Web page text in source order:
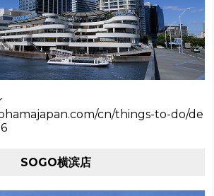
cn/things-to-do/de
SOGO横滨店